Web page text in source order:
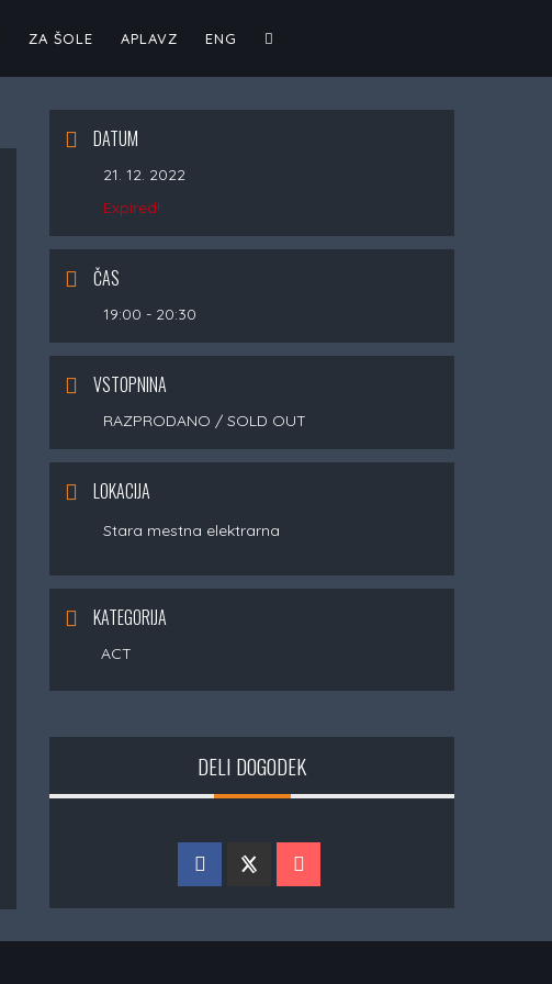
ZA ŠOLE APLAVZ ENG TOGGLE
WEBSITE
DATUM
21. 12. 2022
Expired!
ČAS
19:00 - 20:30
VSTOPNINA
RAZPRODANO / SOLD OUT
LOKACIJA
Stara mestna elektrarna
KATEGORIJA
ACT
DELI DOGODEK